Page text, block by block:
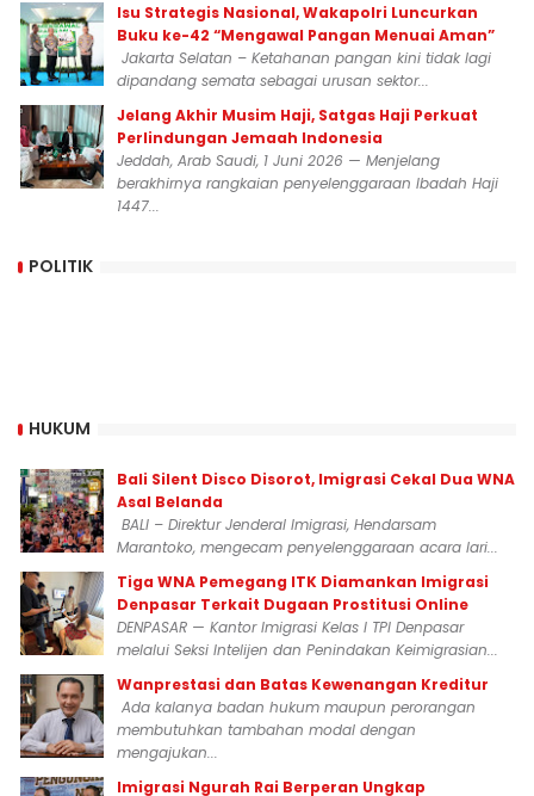
Isu Strategis Nasional, Wakapolri Luncurkan
Buku ke-42 “Mengawal Pangan Menuai Aman”
Jakarta Selatan – Ketahanan pangan kini tidak lagi
dipandang semata sebagai urusan sektor...
Jelang Akhir Musim Haji, Satgas Haji Perkuat
Perlindungan Jemaah Indonesia
Jeddah, Arab Saudi, 1 Juni 2026 — Menjelang
berakhirnya rangkaian penyelenggaraan Ibadah Haji
1447...
POLITIK
HUKUM
Bali Silent Disco Disorot, Imigrasi Cekal Dua WNA
Asal Belanda
BALI – Direktur Jenderal Imigrasi, Hendarsam
Marantoko, mengecam penyelenggaraan acara lari...
Tiga WNA Pemegang ITK Diamankan Imigrasi
Denpasar Terkait Dugaan Prostitusi Online
DENPASAR — Kantor Imigrasi Kelas I TPI Denpasar
melalui Seksi Intelijen dan Penindakan Keimigrasian...
Wanprestasi dan Batas Kewenangan Kreditur
Ada kalanya badan hukum maupun perorangan
membutuhkan tambahan modal dengan
mengajukan...
Imigrasi Ngurah Rai Berperan Ungkap